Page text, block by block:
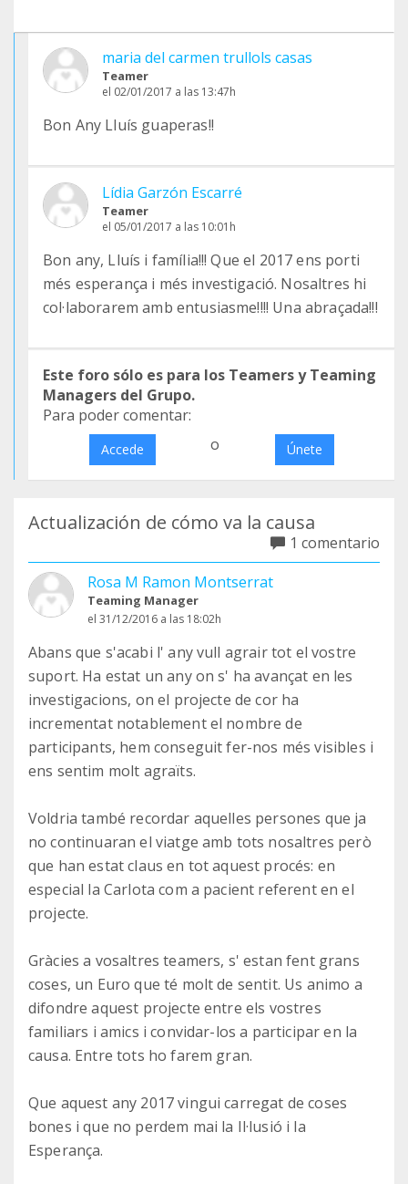
maria del carmen trullols casas
Teamer
el 02/01/2017 a las 13:47h
Bon Any Lluís guaperas!!
Lídia Garzón Escarré
Teamer
el 05/01/2017 a las 10:01h
Bon any, Lluís i família!!! Que el 2017 ens porti
més esperança i més investigació. Nosaltres hi
col·laborarem amb entusiasme!!!! Una abraçada!!!
Este foro sólo es para los Teamers y Teaming
Managers del Grupo.
Para poder comentar:
Accede o Únete
Actualización de cómo va la causa
1 comentario
Rosa M Ramon Montserrat
Teaming Manager
el 31/12/2016 a las 18:02h
Abans que s'acabi l' any vull agrair tot el vostre
suport. Ha estat un any on s' ha avançat en les
investigacions, on el projecte de cor ha
incrementat notablement el nombre de
participants, hem conseguit fer-nos més visibles i
ens sentim molt agraïts.
Voldria també recordar aquelles persones que ja
no continuaran el viatge amb tots nosaltres però
que han estat claus en tot aquest procés: en
especial la Carlota com a pacient referent en el
projecte.
Gràcies a vosaltres teamers, s' estan fent grans
coses, un Euro que té molt de sentit. Us animo a
difondre aquest projecte entre els vostres
familiars i amics i convidar-los a participar en la
causa. Entre tots ho farem gran.
Que aquest any 2017 vingui carregat de coses
bones i que no perdem mai la Il·lusió i la
Esperança.